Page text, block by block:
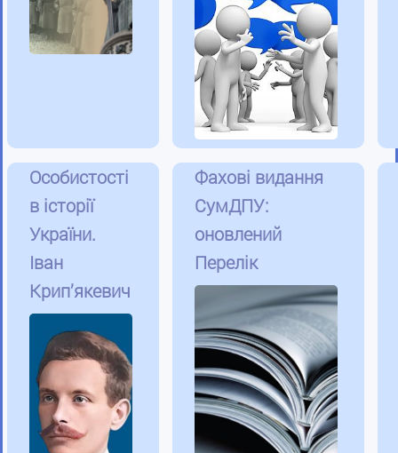
Особистості
в історії
України.
Іван
Крип’якевич
Фахові видання
СумДПУ:
оновлений
Перелік